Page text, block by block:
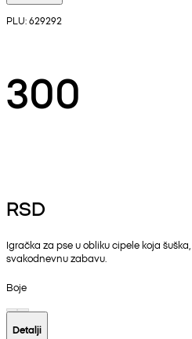
PLU: 629292
300
RSD
Igračka za pse u obliku cipele koja
svakodnevnu zabavu.
Boje
Detalji